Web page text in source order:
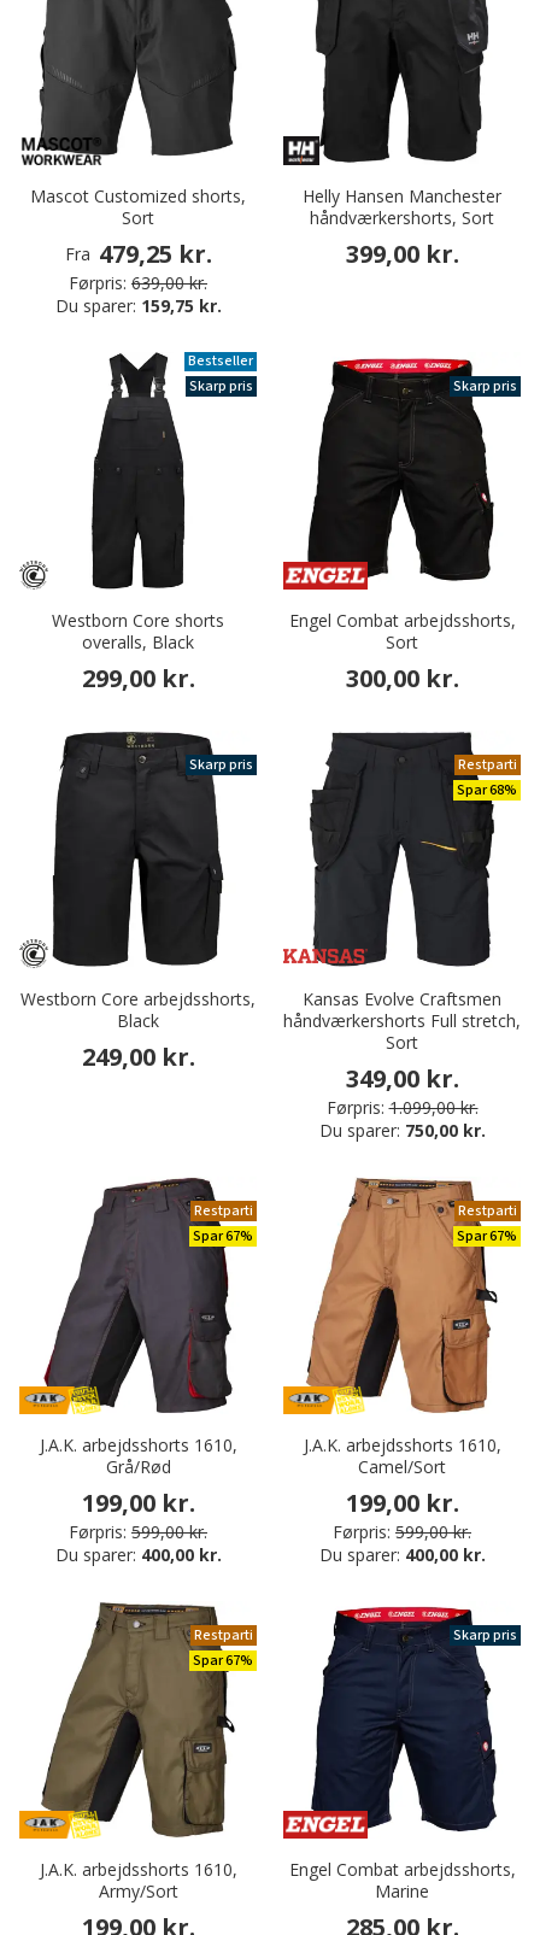
Mascot Customized shorts,
Sort
Fra 479,25 kr.
Førpris: 639,00 kr.
Du sparer: 159,75 kr.
Helly Hansen Manchester
håndværkershorts, Sort
399,00 kr.
Bestseller
Skarp pris
Westborn Core shorts
overalls, Black
299,00 kr.
Skarp pris
Engel Combat arbejdsshorts,
Sort
300,00 kr.
Skarp pris
Westborn Core arbejdsshorts,
Black
249,00 kr.
Restparti
Spar 68%
Kansas Evolve Craftsmen
håndværkershorts Full stretch,
Sort
349,00 kr.
Førpris: 1.099,00 kr.
Du sparer: 750,00 kr.
Restparti
Spar 67%
J.A.K. arbejdsshorts 1610,
Grå/Rød
199,00 kr.
Førpris: 599,00 kr.
Du sparer: 400,00 kr.
Restparti
Spar 67%
J.A.K. arbejdsshorts 1610,
Camel/Sort
199,00 kr.
Førpris: 599,00 kr.
Du sparer: 400,00 kr.
Restparti
Spar 67%
J.A.K. arbejdsshorts 1610,
Army/Sort
199,00 kr.
Skarp pris
Engel Combat arbejdsshorts,
Marine
285,00 kr.